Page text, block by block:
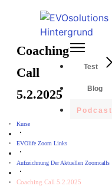
Test
Blog
Podcast
Coaching
Call
5.2.2025
Kurse
EVOlife Zoom Links
Aufzeichnung Der Aktuellen Zoomcalls
Coaching Call 5.2.2025